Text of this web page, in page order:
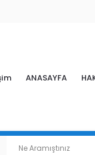
ANASAYFA